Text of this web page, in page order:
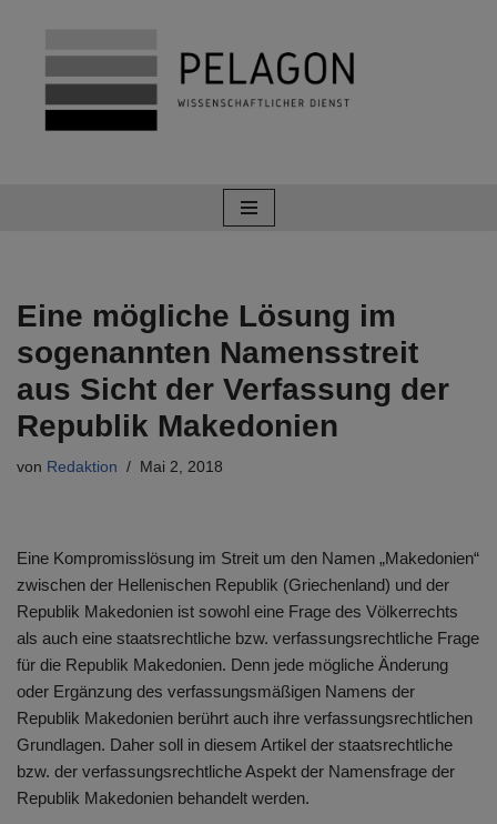
Zum
Inhalt
springen
Eine mögliche Lösung im
sogenannten Namensstreit
aus Sicht der Verfassung der
Republik Makedonien
von Redaktion Mai 2, 2018
Eine Kompromisslösung im Streit um den Namen „Makedonien“
zwischen der Hellenischen Republik (Griechenland) und der
Republik Makedonien ist sowohl eine Frage des Völkerrechts
als auch eine staatsrechtliche bzw. verfassungsrechtliche Frage
für die Republik Makedonien. Denn jede mögliche Änderung
oder Ergänzung des verfassungsmäßigen Namens der
Republik Makedonien berührt auch ihre verfassungsrechtlichen
Grundlagen. Daher soll in diesem Artikel der staatsrechtliche
bzw. der verfassungsrechtliche Aspekt der Namensfrage der
Republik Makedonien behandelt werden.